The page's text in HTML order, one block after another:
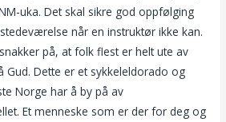
uka. Det skal sikre god oppfølging
når en instruktør ikke kan.
på, at folk flest er helt ute av
Gud. Dette er et sykkeleldorado og
Norge har å by på av
Et menneske som er der for deg og